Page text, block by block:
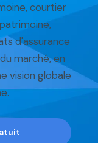
courtier
d'assurance
marché, en
vision globale